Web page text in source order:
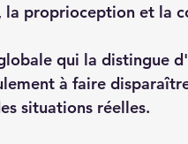
proprioception et la
qui la distingue
à faire
situations réelles.